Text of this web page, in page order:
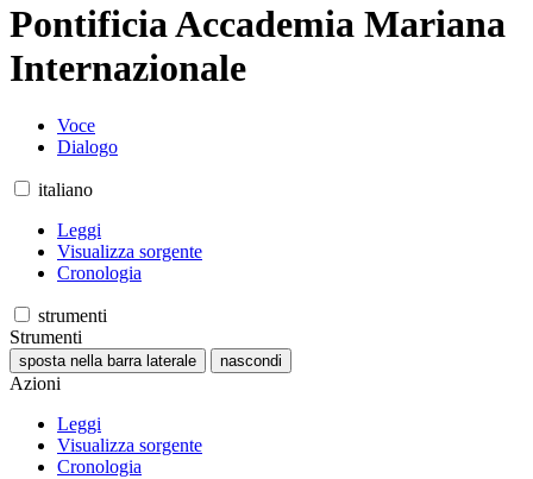
Pontificia Accademia Mariana
Internazionale
Voce
Dialogo
italiano
Leggi
Visualizza sorgente
Cronologia
strumenti
Strumenti
sposta nella barra laterale nascondi
Azioni
Leggi
Visualizza sorgente
Cronologia